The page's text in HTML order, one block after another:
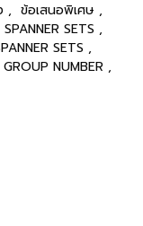
, ข้อเสนอพิเศษ ,
SETS ,
SETS ,
GROUP NUMBER ,